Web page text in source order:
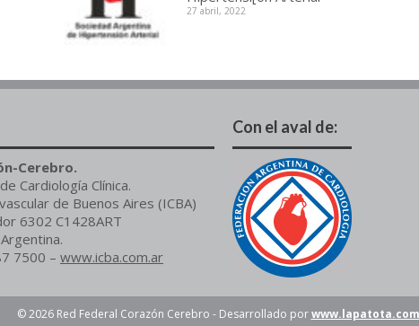
27 abril, 2022
Cerebro.
Cardiología Clínica.
de Buenos Aires (ICBA)
6302 C1428ART
7500 – www.icba.com.ar
Con el aval de:
© 2026 Red Federal Corazón Cerebro - Desarrollado porwww.lapatota.com